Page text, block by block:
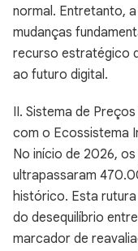
normal. Entretanto,
mudanças
recurso estratégico
ao futuro digital.
II. Sistema de
com o Ecossistema
No início de 2026,
ultrapassaram
histórico. Esta
do desequilíbrio
marcador de